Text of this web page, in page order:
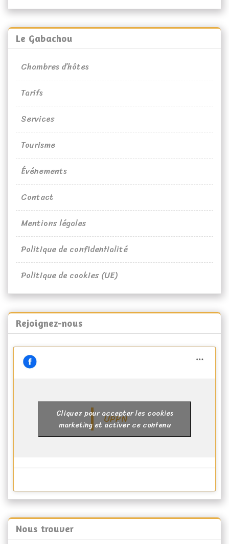
Le Gabachou
Chambres d’hôtes
Tarifs
Services
Tourisme
Événements
Contact
Mentions légales
Politique de confidentialité
Politique de cookies (UE)
Rejoignez-nous
UPPN
Cliquez pour accepter les cookies
marketing et activer ce contenu
Nous trouver